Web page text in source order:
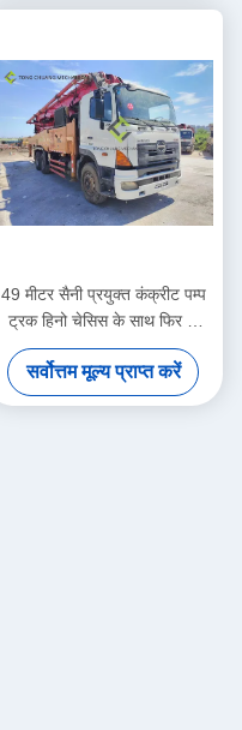
49 मीटर सैनी प्रयुक्त कंक्रीट पम्प
ट्रक हिनो चेसिस के साथ फिर से
निर्मित
सर्वोत्तम मूल्य प्राप्त करें